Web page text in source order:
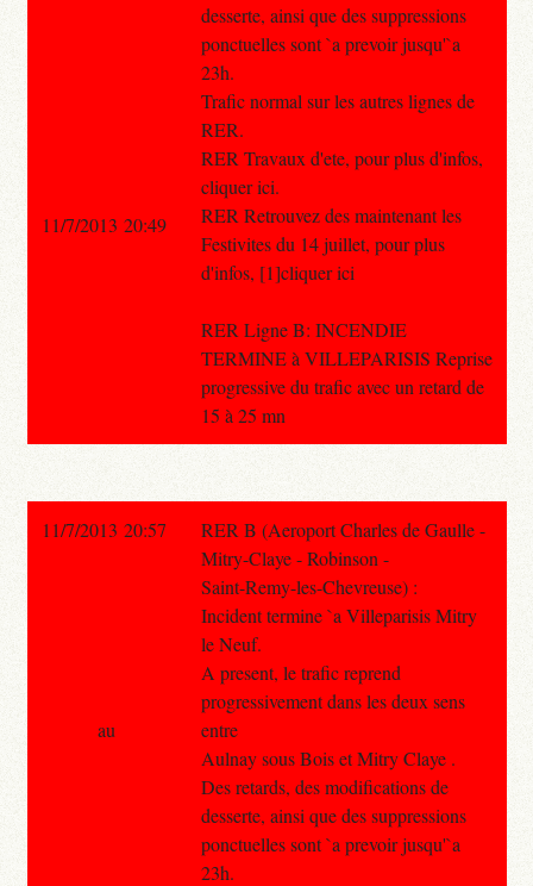
desserte, ainsi que des suppressions
ponctuelles sont `a prevoir jusqu'`a
23h.
Trafic normal sur les autres lignes de
RER.
RER Travaux d'ete, pour plus d'infos,
cliquer ici.
RER Retrouvez des maintenant les
Festivites du 14 juillet, pour plus
d'infos, [1]cliquer ici
RER Ligne B: INCENDIE
TERMINE à VILLEPARISIS Reprise
progressive du trafic avec un retard de
15 à 25 mn
11/7/2013 20:49
11/7/2013 20:57
RER B (Aeroport Charles de Gaulle -
Mitry-Claye - Robinson -
Saint-Remy-les-Chevreuse) :
Incident termine `a Villeparisis Mitry
le Neuf.
A present, le trafic reprend
progressivement dans les deux sens
entre
Aulnay sous Bois et Mitry Claye .
Des retards, des modifications de
desserte, ainsi que des suppressions
ponctuelles sont `a prevoir jusqu'`a
23h.
au